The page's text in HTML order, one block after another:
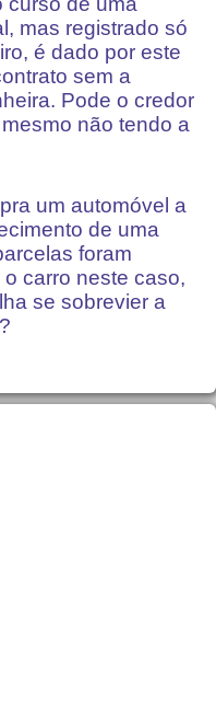
mas registrado só
é dado por este
sem a
Pode o credor
não tendo a
um automóvel a
de uma
foram
carro neste caso,
se sobrevier a